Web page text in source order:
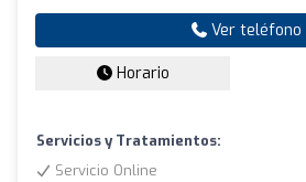
Ver teléfono
Horario
Servicios y Tratamientos:
Servicio Online